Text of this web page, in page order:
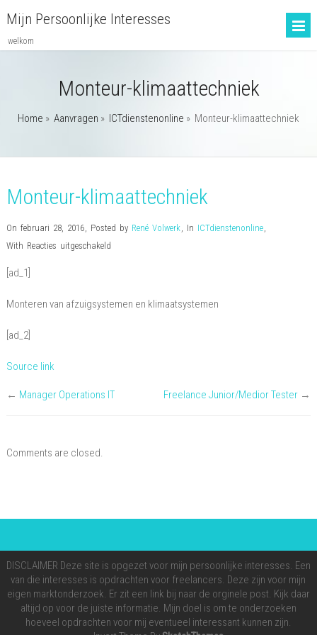
Mijn Persoonlijke Interesses
welkom
Monteur-klimaattechniek
Home » Aanvragen » ICTdienstenonline » Monteur-klimaattechniek
Monteur-klimaattechniek
On februari 28, 2016, Posted by René Volwerk, In ICTdienstenonline,
With Reacties uitgeschakeldvoor
[ad_1]
Monteren van afzuigsystemen en klimaatsystemen
[ad_2]
Source link
← Manager Operations IT Freelance Junior/Medior Tester →
Comments are closed.
DISCLAIMER Deze site is opgezet voor mijn persoonlijke interesses. Een
van die interesses is opdrachten voor freelancers. Deze zijn voor mijn
eigen marktonderzoek. Er zit een link bij naar de orginele post. Kijk daar
altijd op voor de juiste informatie. Mijn doel is om te onderzoeken
hoeveel opdrachten voor mij eventueel interessant kunnen zijn.